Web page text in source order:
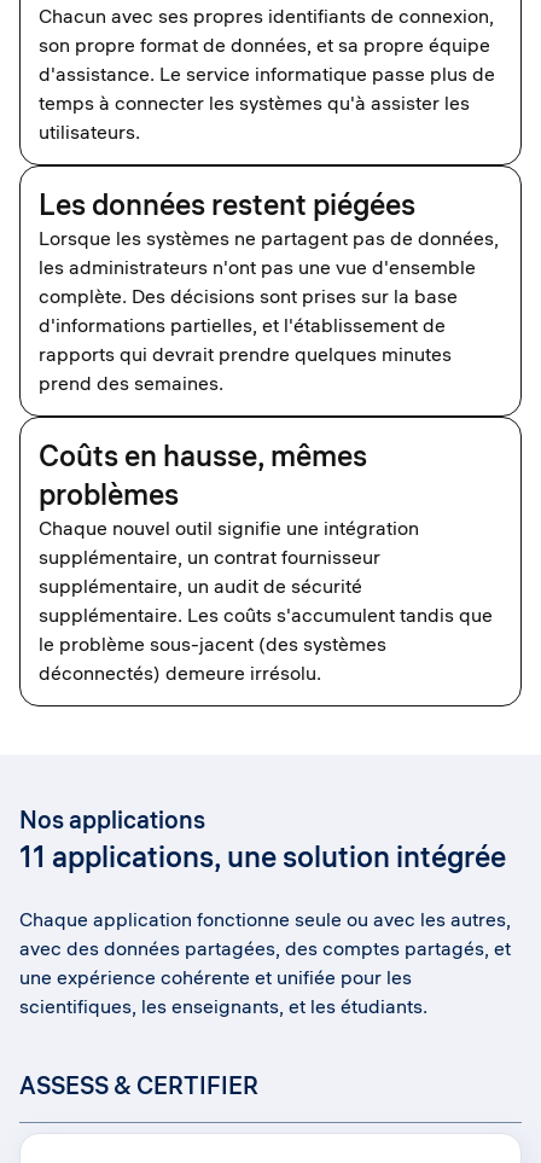
Chacun avec ses propres identifiants de connexion,
son propre format de données, et sa propre équipe
d'assistance. Le service informatique passe plus de
temps à connecter les systèmes qu'à assister les
utilisateurs.
Les données restent piégées
Lorsque les systèmes ne partagent pas de données,
les administrateurs n'ont pas une vue d'ensemble
complète. Des décisions sont prises sur la base
d'informations partielles, et l'établissement de
rapports qui devrait prendre quelques minutes
prend des semaines.
Coûts en hausse, mêmes
problèmes
Chaque nouvel outil signifie une intégration
supplémentaire, un contrat fournisseur
supplémentaire, un audit de sécurité
supplémentaire. Les coûts s'accumulent tandis que
le problème sous-jacent (des systèmes
déconnectés) demeure irrésolu.
Nos applications
11 applications, une solution intégrée
Chaque application fonctionne seule ou avec les autres,
avec des données partagées, des comptes partagés, et
une expérience cohérente et unifiée pour les
scientifiques, les enseignants, et les étudiants.
ASSESS & CERTIFIER